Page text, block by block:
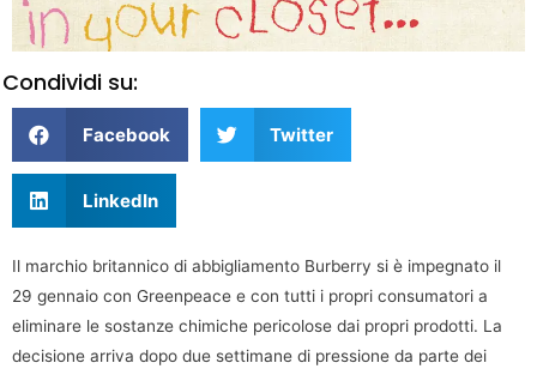
Condividi su:
Facebook Twitter
LinkedIn
Il marchio britannico di abbigliamento Burberry si è impegnato il
29 gennaio con Greenpeace e con tutti i propri consumatori a
eliminare le sostanze chimiche pericolose dai propri prodotti. La
decisione arriva dopo due settimane di pressione da parte dei